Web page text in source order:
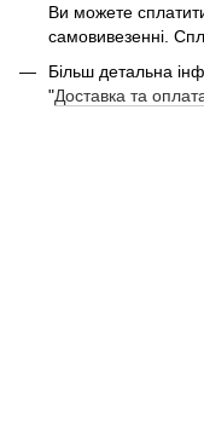
Ви можете
самовивезенні.
Більш детальна
"Доставка та